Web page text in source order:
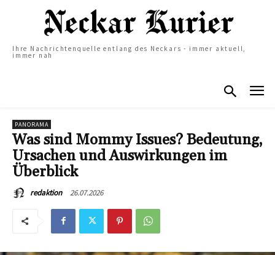
Ihre Nachrichtenquelle entlang des Neckars - immer aktuell,
immer nah
PANORAMA
Was sind Mommy Issues? Bedeutung,
Ursachen und Auswirkungen im
Überblick
redaktion 26.07.2026